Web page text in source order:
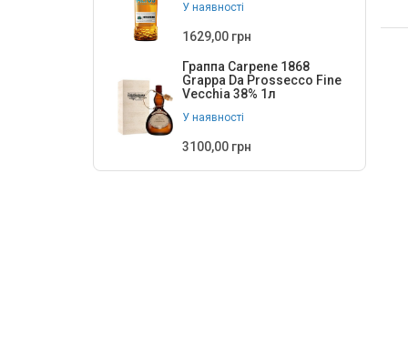
У наявності
1629,00 грн
Граппа Carpene 1868
Grappa Da Prossecco Fine
Vecchia 38% 1л
У наявності
3100,00 грн